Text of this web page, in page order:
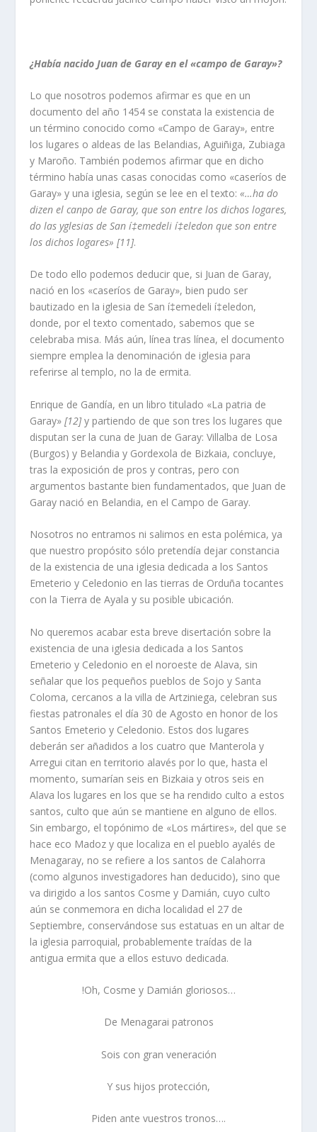
¿Habí­a nacido Juan de Garay en el «campo de Garay»?
Lo que nosotros podemos afirmar es que en un
documento del año 1454 se constata la existencia de
un término conocido como «Campo de Garay», entre
los lugares o aldeas de las Belandias, Aguiñiga, Zubiaga
y Maroño. También podemos afirmar que en dicho
término habí­a unas casas conocidas como «caserí­os de
Garay» y una iglesia, según se lee en el texto:«…ha do
dizen el canpo de Garay, que son entre los dichos logares,
do las yglesias de San í‡emedeli í‡eledon que son entre
los dichos logares» [11].
De todo ello podemos deducir que, si Juan de Garay,
nació en los «caserí­os de Garay», bien pudo ser
bautizado en la iglesia de San í‡emedeli í‡eledon,
donde, por el texto comentado, sabemos que se
celebraba misa. Más aún, lí­nea tras lí­nea, el documento
siempre emplea la denominación de iglesia para
referirse al templo, no la de ermita.
Enrique de Gandí­a, en un libro titulado «La patria de
Garay»[12]y partiendo de que son tres los lugares que
disputan ser la cuna de Juan de Garay: Villalba de Losa
(Burgos) y Belandia y Gordexola de Bizkaia, concluye,
tras la exposición de pros y contras, pero con
argumentos bastante bien fundamentados, que Juan de
Garay nació en Belandia, en el Campo de Garay.
Nosotros no entramos ni salimos en esta polémica, ya
que nuestro propósito sólo pretendí­a dejar constancia
de la existencia de una iglesia dedicada a los Santos
Emeterio y Celedonio en las tierras de Orduña tocantes
con la Tierra de Ayala y su posible ubicación.
No queremos acabar esta breve disertación sobre la
existencia de una iglesia dedicada a los Santos
Emeterio y Celedonio en el noroeste de Alava, sin
señalar que los pequeños pueblos de Sojo y Santa
Coloma, cercanos a la villa de Artziniega, celebran sus
fiestas patronales el dí­a 30 de Agosto en honor de los
Santos Emeterio y Celedonio. Estos dos lugares
deberán ser añadidos a los cuatro que Manterola y
Arregui citan en territorio alavés por lo que, hasta el
momento, sumarí­an seis en Bizkaia y otros seis en
Alava los lugares en los que se ha rendido culto a estos
santos, culto que aún se mantiene en alguno de ellos.
Sin embargo, el topónimo de «Los mártires», del que se
hace eco Madoz y que localiza en el pueblo ayalés de
Menagaray, no se refiere a los santos de Calahorra
(como algunos investigadores han deducido), sino que
va dirigido a los santos Cosme y Damián, cuyo culto
aún se conmemora en dicha localidad el 27 de
Septiembre, conservándose sus estatuas en un altar de
la iglesia parroquial, probablemente traí­das de la
antigua ermita que a ellos estuvo dedicada.
!Oh, Cosme y Damián gloriosos…
De Menagarai patronos
Sois con gran veneración
Y sus hijos protección,
Piden ante vuestros tronos….